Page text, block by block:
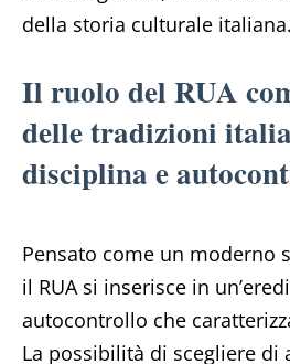
della storia culturale italiana.
Il ruolo del RUA
delle tradizioni
disciplina e
Pensato come un moderno
il RUA si inserisce in
autocontrollo che
La possibilità di scegliere di